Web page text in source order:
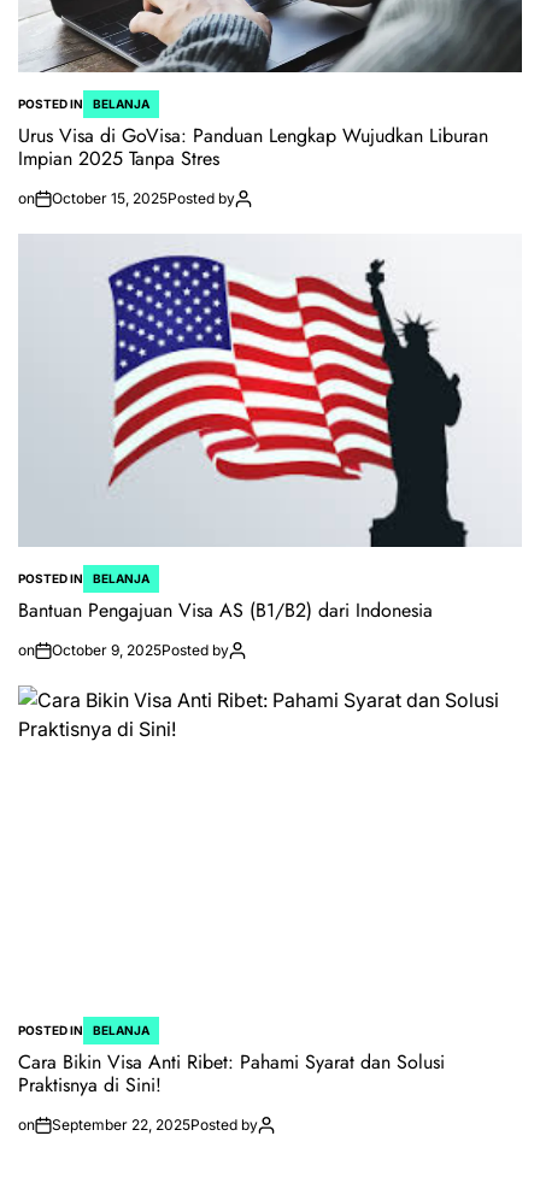
POSTED IN BELANJA
Urus Visa di GoVisa: Panduan Lengkap Wujudkan Liburan
Impian 2025 Tanpa Stres
on October 15, 2025Posted by
POSTED IN BELANJA
Bantuan Pengajuan Visa AS (B1/B2) dari Indonesia
on October 9, 2025Posted by
POSTED IN BELANJA
Cara Bikin Visa Anti Ribet: Pahami Syarat dan Solusi
Praktisnya di Sini!
on September 22, 2025Posted by